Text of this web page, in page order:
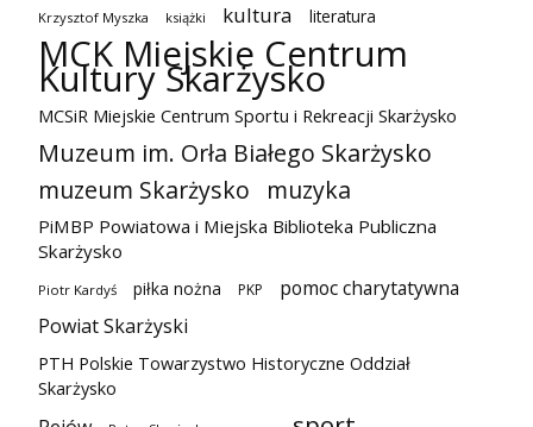
Krzysztof Myszka książki kultura literatura
MCK Miejskie Centrum
Kultury Skarżysko
MCSiR Miejskie Centrum Sportu i Rekreacji Skarżysko
Muzeum im. Orła Białego Skarżysko
muzeum Skarżysko
muzyka
PiMBP Powiatowa i Miejska Biblioteka Publiczna
Skarżysko
Piotr Kardyś piłka nożna PKP
pomoc charytatywna
Powiat Skarżyski
PTH Polskie Towarzystwo Historyczne Oddział
Skarżysko